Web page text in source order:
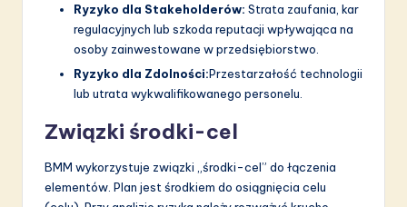
Ryzyko dla Stakeholderów: Strata zaufania, kar
regulacyjnych lub szkoda reputacji wpływająca na
osoby zainwestowane w przedsiębiorstwo.
Ryzyko dla Zdolności:Przestarzałość technologii
lub utrata wykwalifikowanego personelu.
Związki środki-cel
BMM wykorzystuje związki „środki-cel” do łączenia
elementów. Plan jest środkiem do osiągnięcia celu